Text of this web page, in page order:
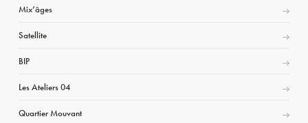
Mix’âges
Satellite
BIP
Les Ateliers 04
Quartier Mouvant